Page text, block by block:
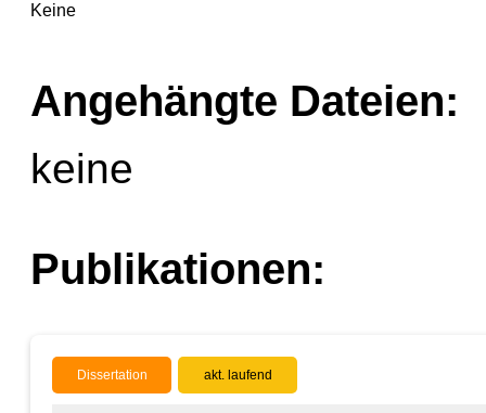
Keine
Angehängte Dateien:
keine
Publikationen:
Dissertation akt. laufend